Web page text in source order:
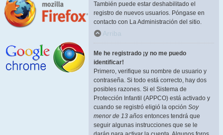
También puede estar deshabilitado el
registro de nuevos usuarios. Póngase en
contacto con La Administración del sitio.
Arriba
Me he registrado ¡y no me puedo
identificar!
Primero, verifique su nombre de usuario y
contraseña. Si todo está correcto, hay dos
posibles razones. Si el Sistema de
Protección Infantil (APPCO) está activado y
cuando se registró eligió la opción Soy
menor de 13 años entonces tendrá que
seguir algunas instrucciones que se le